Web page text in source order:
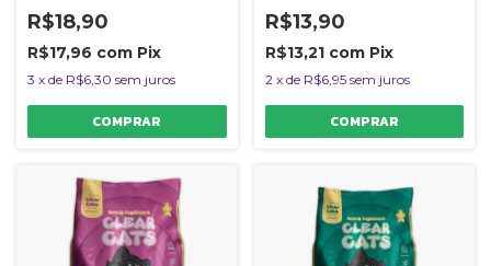
R$18,90
R$17,96 com Pix
3 x de R$6,30 sem juros
R$13,90
R$13,21 com Pix
2 x de R$6,95 sem juros